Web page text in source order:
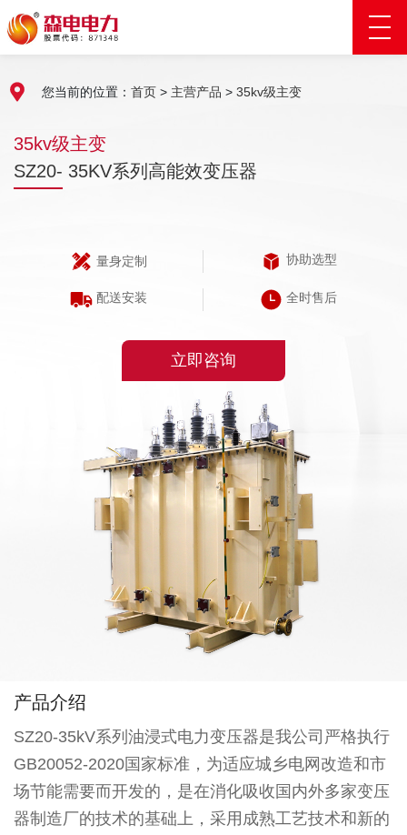
您当前的位置： 首页 > 主营产品 > 35kv级主变
35kv级主变
SZ20- 35KV系列高能效变压器
量身定制 协助选型
配送安装 全时售后
立即咨询
产品介绍
SZ20-35kV系列油浸式电力变压器是我公司严格执行
GB20052-2020国家标准，为适应城乡电网改造和市
场节能需要而开发的，是在消化吸收国内外多家变压
器制造厂的技术的基础上，采用成熟工艺技术和新的